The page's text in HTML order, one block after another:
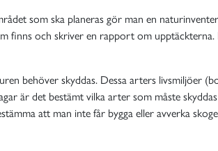
som ska planeras gör man en
finns och skriver en rapport om
behöver skyddas. Dessa arters livsmiljöer
är det bestämt vilka arter som måste
att man inte får bygga eller avverka